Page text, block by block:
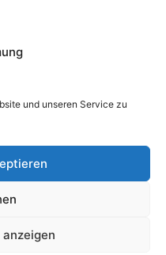
und unseren Service zu
Datenschutzerklärung